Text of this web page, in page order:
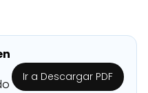
Ir a Descargar PDF